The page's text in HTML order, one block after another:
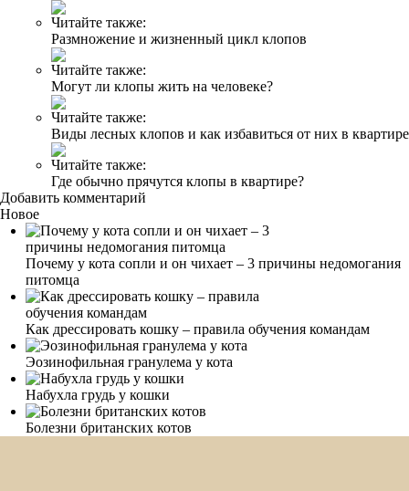
Читайте также:
Размножение и жизненный цикл клопов
Читайте также:
Могут ли клопы жить на человеке?
Читайте также:
Виды лесных клопов и как избавиться от них в квартире
Читайте также:
Где обычно прячутся клопы в квартире?
Добавить комментарий
Новое
Почему у кота сопли и он чихает – 3 причины недомогания
питомца
Как дрессировать кошку – правила обучения командам
Эозинофильная гранулема у кота
Набухла грудь у кошки
Болезни британских котов